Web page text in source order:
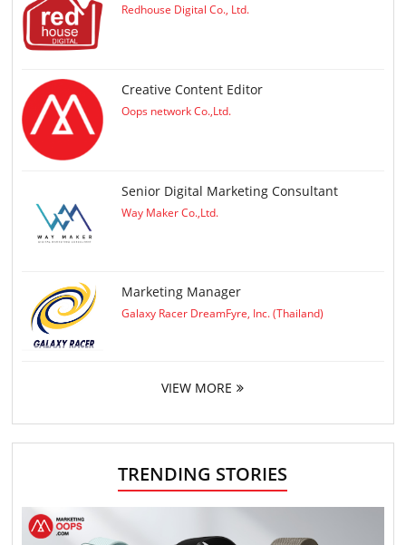
Redhouse Digital Co., Ltd.
Creative Content Editor
Oops network Co.,Ltd.
Senior Digital Marketing Consultant
Way Maker Co.,Ltd.
Marketing Manager
Galaxy Racer DreamFyre, Inc. (Thailand)
VIEW MORE
TRENDING STORIES